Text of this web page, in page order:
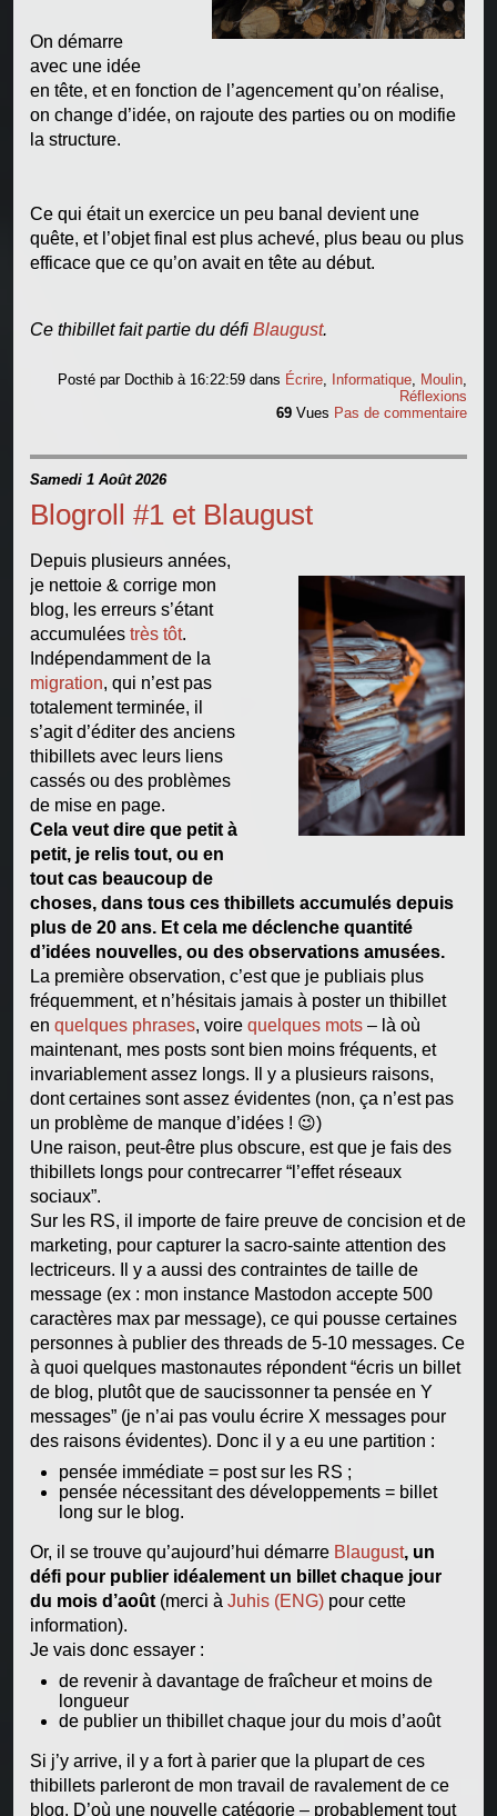
On démarre
avec une idée
en tête, et en fonction de l’agencement qu’on réalise,
on change d’idée, on rajoute des parties ou on modifie
la structure.
Ce qui était un exercice un peu banal devient une
quête, et l’objet final est plus achevé, plus beau ou plus
efficace que ce qu’on avait en tête au début.
Ce thibillet fait partie du défi Blaugust.
Posté par Docthib à 16:22:59dans Écrire Informatique Moulin
Réflexions
69 Vues Pas de commentaire
Samedi 1 Août 2026
Blogroll #1 et Blaugust
Depuis plusieurs années,
je nettoie & corrige mon
blog, les erreurs s’étant
accumulées très tôt.
Indépendamment de la
migration, qui n’est pas
totalement terminée, il
s’agit d’éditer des anciens
thibillets avec leurs liens
cassés ou des problèmes
de mise en page.
Cela veut dire que petit à
petit, je relis tout, ou en
tout cas beaucoup de
choses, dans tous ces thibillets accumulés depuis
plus de 20 ans. Et cela me déclenche quantité
d’idées nouvelles, ou des observations amusées.
La première observation, c’est que je publiais plus
fréquemment, et n’hésitais jamais à poster un thibillet
en quelques phrases, voire quelques mots– là où
maintenant, mes posts sont bien moins fréquents, et
invariablement assez longs. Il y a plusieurs raisons,
dont certaines sont assez évidentes (non, ça n’est pas
un problème de manque d’idées ! 😉)
Une raison, peut-être plus obscure, est que je fais des
thibillets longs pour contrecarrer “l’effet réseaux
sociaux”.
Sur les RS, il importe de faire preuve de concision et de
marketing, pour capturer la sacro-sainte attention des
lectriceurs. Il y a aussi des contraintes de taille de
message (ex : mon instance Mastodon accepte 500
caractères max par message), ce qui pousse certaines
personnes à publier des threads de 5-10 messages. Ce
à quoi quelques mastonautes répondent “écris un billet
de blog, plutôt que de saucissonner ta pensée en Y
messages” (je n’ai pas voulu écrire X messages pour
des raisons évidentes). Donc il y a eu une partition :
pensée immédiate = post sur les RS ;
pensée nécessitant des développements = billet
long sur le blog.
Or, il se trouve qu’aujourd’hui démarre Blaugust, un
défi pour publier idéalement un billet chaque jour
du mois d’août(merci à Juhis (ENG)pour cette
information).
Je vais donc essayer :
de revenir à davantage de fraîcheur et moins de
longueur
de publier un thibillet chaque jour du mois d’août
Si j’y arrive, il y a fort à parier que la plupart de ces
thibillets parleront de mon travail de ravalement de ce
blog. D’où une nouvelle catégorie – probablement tout